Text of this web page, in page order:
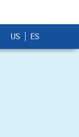
US ES